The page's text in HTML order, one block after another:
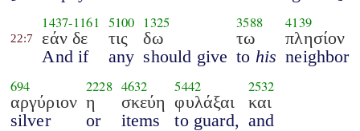
22:7
1437-1161
εάν δε
And if
5100
τις
any
1325
δω
should give
3588
τω
to his
4139
πλησίον
neighbor
694
αργύριον
silver
2228
η
or
4632
σκεύη
items
5442
φυλάξαι
to guard,
2532
και
and